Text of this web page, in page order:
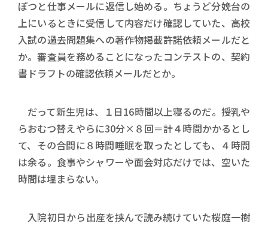
ぽつと仕事メールに返信し始める。ちょうど分娩台の
上にいるときに受信して内容だけ確認していた、高校
入試の過去問題集への著作物掲載許諾依頼メールだと
か。審査員を務めることになったコンテストの、契約
書ドラフトの確認依頼メールだとか。
だって新生児は、１日16時間以上寝るのだ。授乳や
らおむつ替えやらに30分×８回＝計４時間かかるとし
て、その合間に８時間睡眠を取ったとしても、４時間
は余る。食事やシャワーや面会対応だけでは、空いた
時間は埋まらない。
入院初日から出産を挟んで読み続けていた桜庭一樹